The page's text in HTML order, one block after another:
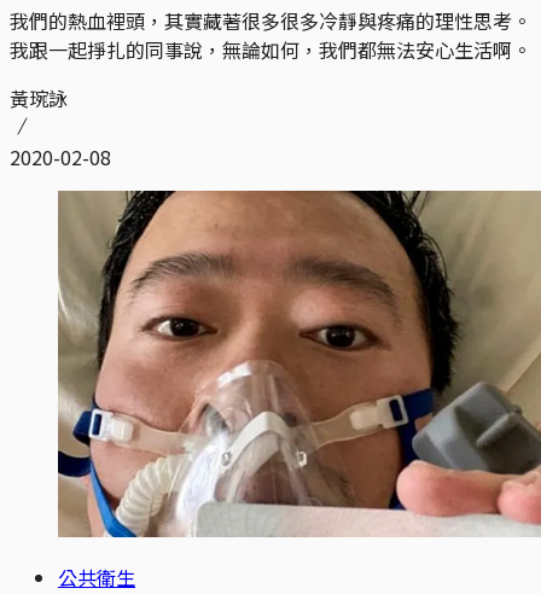
我們的熱血裡頭，其實藏著很多很多冷靜與疼痛的理性思考。
我跟一起掙扎的同事說，無論如何，我們都無法安心生活啊。
黃琬詠
2020-02-08
公共衛生